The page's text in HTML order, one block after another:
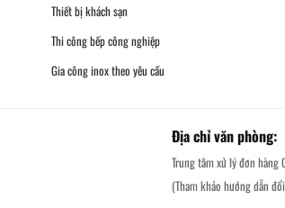
Thiết bị khách sạn
Thi công bếp công nghiệp
Gia công inox theo yêu cầu
Địa chỉ văn phòng:
Trung tâm xử lý đơn hàng
(Tham khảo hướng dẫn